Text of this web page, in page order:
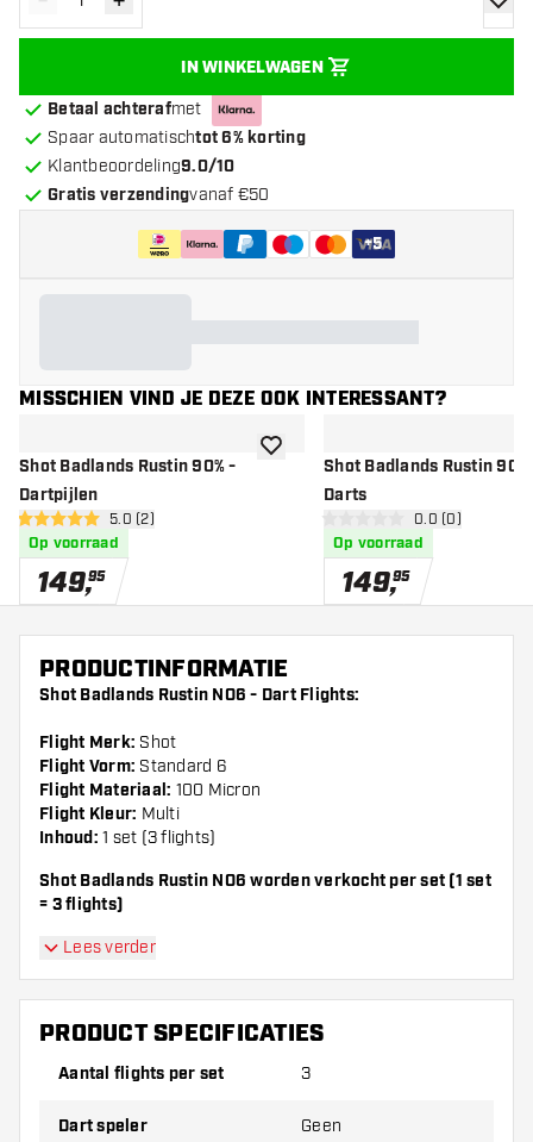
Verminder hoeveelheid
Verhoog hoeveelheid
IN WINKELWAGEN
Betaal achterafmet
Spaar automatischtot 6% korting
Klantbeoordeling9.0/10
Gratis verzendingvanaf €50
+5
MISSCHIEN VIND JE DEZE OOK INTERESSANT?
Shot Badlands Rustin 90% -
Dartpijlen
open reviews drawer
5 score sterren5.0 (2)
Op voorraad
149,95
toevoegen aan verlanglijst
Shot Badlands Rustin
Darts
open reviews
0 score sterren0.0 (0)
Op voorraad
149,95
PRODUCTINFORMATIE
Shot Badlands Rustin NO6 - Dart Flights:
Flight Merk: Shot
Flight Vorm: Standard 6
Flight Materiaal: 100 Micron
Flight Kleur: Multi
Inhoud: 1 set (3 flights)
Shot Badlands Rustin NO6 worden verkocht per set (1 set
= 3 flights)
Lees verder
PRODUCT SPECIFICATIES
Aantal flights per set 3
Dart speler Geen